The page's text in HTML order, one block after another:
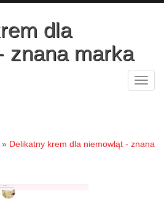
dla
znana marka
» Delikatny krem dla niemowląt - znana